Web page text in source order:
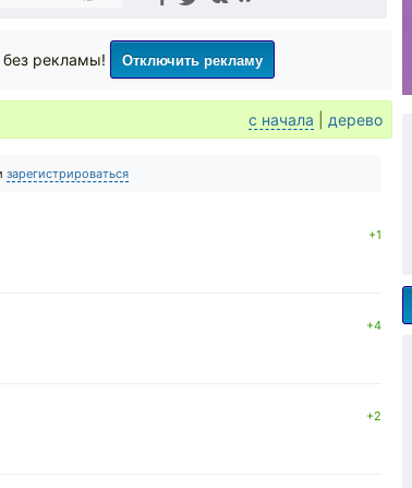
рекламы! Отключить рекламу
с начала дерево
зарегистрироваться
+1
+4
+2